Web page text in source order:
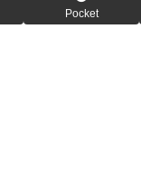
Pocket